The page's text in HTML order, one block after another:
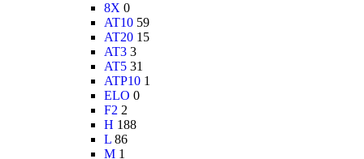
8X 0
AT10 59
AT20 15
AT3 3
AT5 31
ATP10 1
ELO 0
F2 2
H 188
L 86
M 1